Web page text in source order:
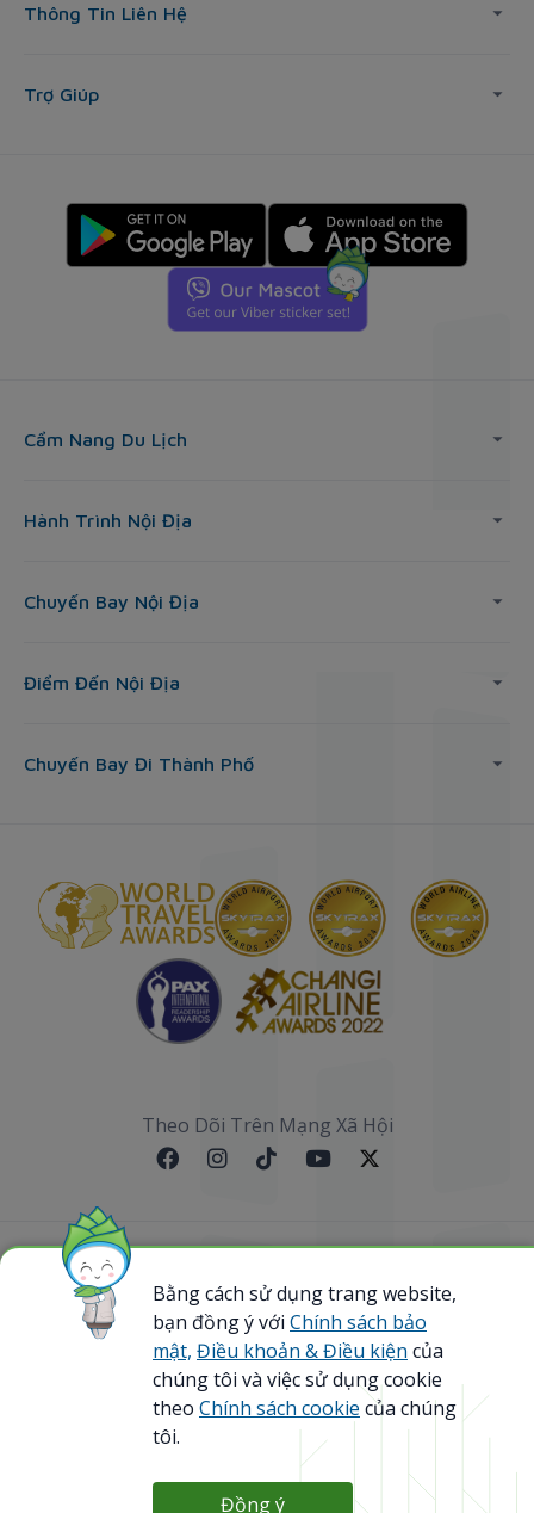
Thông Tin Liên Hệ
Trợ Giúp
Cẩm Nang Du Lịch
Hành Trình Nội Địa
Chuyến Bay Nội Địa
Điểm Đến Nội Địa
Chuyến Bay Đi Thành Phố
Theo Dõi Trên Mạng Xã Hội
Sơ đồ website
@ 2023 Bamboo Airways Copyright. All Rights
Reserved.
Business Registration Code: 0107867370
Bằng cách sử dụng trang website,
bạn đồng ý với Chính sách bảo
mật, Điều khoản & Điều kiện của
chúng tôi và việc sử dụng cookie
theo Chính sách cookie của chúng
tôi.
Đồng ý